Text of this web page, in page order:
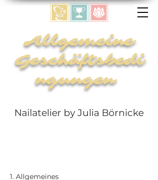
Allgemeine
Geschäftsbedi
ngungen
Nailatelier by Julia Börnicke
1. Allgemeines